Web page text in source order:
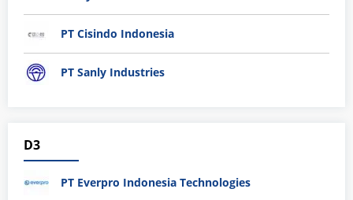
PT Cisindo Indonesia
PT Sanly Industries
D3
PT Everpro Indonesia Technologies